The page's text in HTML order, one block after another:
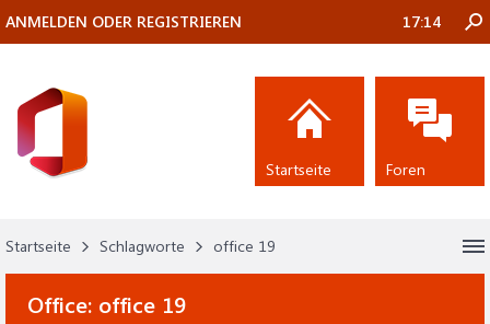
Startseite Schlagworte office 19
Office: office 19
ANMELDEN ODER REGISTRIEREN 17:14
Startseite Foren